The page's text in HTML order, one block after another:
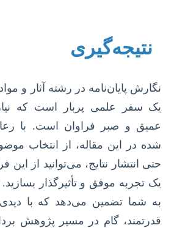
نتیجه‌گیری
نگارش پایان‌نامه در رشته آثار و
یک سفر علمی پربار است که
عمیق و صبر فراوان است. با
شده در این مقاله، از انتخاب
حتی انتشار نتایج، می‌توانید از این
یک تجربه موفق و تأثیرگذار
به شما تضمین می‌دهد که با
قدرتمند، گام در مسیر پژوهش